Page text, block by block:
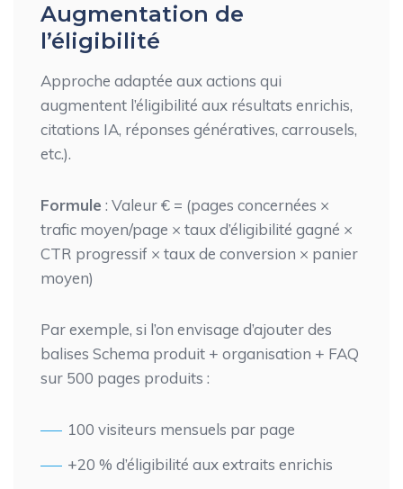
Augmentation de
l’éligibilité
Approche adaptée aux actions qui
augmentent l’éligibilité aux résultats enrichis,
citations IA, réponses génératives, carrousels,
etc.).
Formule : Valeur € = (pages concernées ×
trafic moyen/page × taux d’éligibilité gagné ×
CTR progressif × taux de conversion × panier
moyen)
Par exemple, si l’on envisage d’ajouter des
balises Schema produit + organisation + FAQ
sur 500 pages produits :
100 visiteurs mensuels par page
+20 % d’éligibilité aux extraits enrichis